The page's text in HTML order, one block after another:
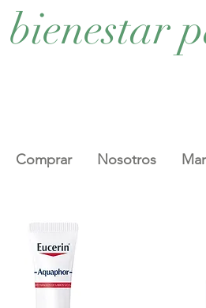
bienestar
Comprar Nosotros